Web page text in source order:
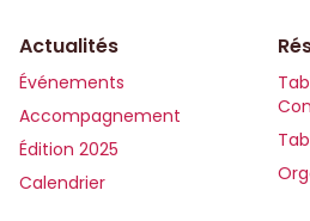
Actualités
Événements
Accompagnement
Édition 2025
Calendrier